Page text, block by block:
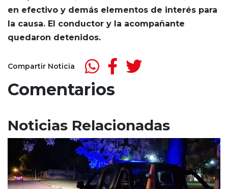
en efectivo y demás elementos de interés para
la causa. El conductor y la acompañante
quedaron detenidos.
Compartir Noticia
Comentarios
Noticias Relacionadas